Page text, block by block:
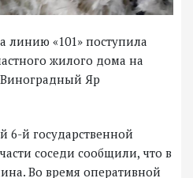
линию «101» поступила
жилого дома на
Яр
6-й государственной
соседи сообщили, что в
Во время оперативной